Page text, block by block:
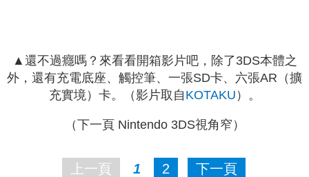
▲還不過癮嗎？來看看開箱影片吧，除了3DS本體之
外，還有充電底座、觸控筆、一張SD卡、六張AR（擴
充實境）卡。（影片取自 KOTAKU ）。
（下一頁 Nintendo 3DS視角窄）
上一頁 1 2 下一頁